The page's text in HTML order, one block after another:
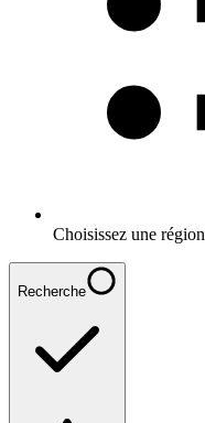
Choisissez une région
Recherche